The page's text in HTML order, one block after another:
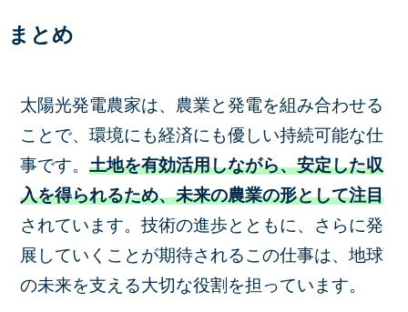
まとめ
太陽光発電農家は、農業と発電を組み合わせる
ことで、環境にも経済にも優しい持続可能な仕
事です。土地を有効活用しながら、安定した収
入を得られるため、未来の農業の形として注目
されています。技術の進歩とともに、さらに発
展していくことが期待されるこの仕事は、地球
の未来を支える大切な役割を担っています。